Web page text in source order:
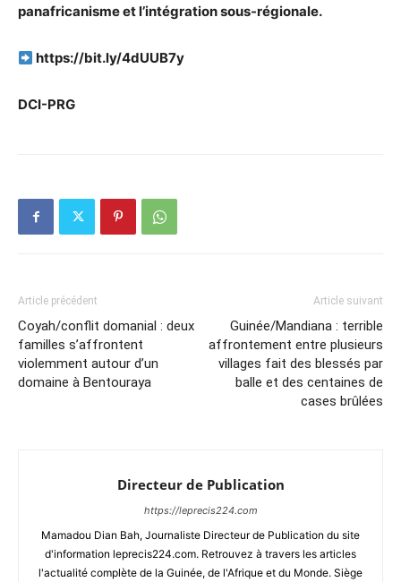
panafricanisme et l’intégration sous-régionale.
https://bit.ly/4dUUB7y
DCI-PRG
Article précédent
Coyah/conflit domanial : deux
familles s’affrontent
violemment autour d’un
domaine à Bentouraya
Article suivant
Guinée/Mandiana : terrible
affrontement entre plusieurs
villages fait des blessés par
balle et des centaines de
cases brûlées
Directeur de Publication
https://leprecis224.com
Mamadou Dian Bah, Journaliste Directeur de Publication du site
d'information leprecis224.com. Retrouvez à travers les articles
l'actualité complète de la Guinée, de l'Afrique et du Monde. Siège